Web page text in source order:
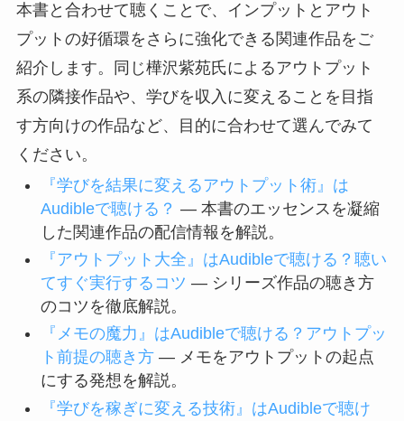
本書と合わせて聴くことで、インプットとアウト
プットの好循環をさらに強化できる関連作品をご
紹介します。同じ樺沢紫苑氏によるアウトプット
系の隣接作品や、学びを収入に変えることを目指
す方向けの作品など、目的に合わせて選んでみて
ください。
『学びを結果に変えるアウトプット術』は
Audibleで聴ける？ — 本書のエッセンスを凝縮
した関連作品の配信情報を解説。
『アウトプット大全』はAudibleで聴ける？聴い
てすぐ実行するコツ — シリーズ作品の聴き方
のコツを徹底解説。
『メモの魔力』はAudibleで聴ける？アウトプッ
ト前提の聴き方— メモをアウトプットの起点
にする発想を解説。
『学びを稼ぎに変える技術』はAudibleで聴け